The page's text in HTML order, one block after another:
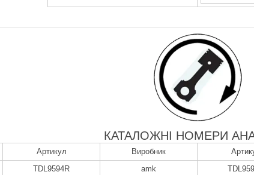
КАТАЛОЖНІ НОМЕРИ
Артикул Виробник
TDL9594R amk